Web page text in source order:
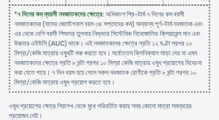
*৭ দিনের কম ব্যয়সী নবজাতকদের ক্ষেত্রে: অধিকাংশ প্রি-টার্ম ৭ দিনের কম বয়সী
নবজাতকদের (যাদের জেস্টেশনাল বয়স ৩৪ সপ্তাহের কম) অন্যান্য পূর্ণ-টার্ম নবজাতক এবং
এর থেকে বেশি বয়সী শিশুদের তুলনায় নিম্নতর সিস্টেমিক নিনেজোলিড ক্লিয়ারেন্স মান এবং
উচ্চতর এইউসি (AUC) থাকে। এই নবজাতকদের ক্ষেত্রে প্রতি ১২ ঘণ্টা পরপর ১০
মিগ্রা/কেজি মাত্রায় ওষুধটি শুরু করতে হবে। সর্বোত্তম ক্লিনিক্যাল সাড়া দেয় না এমন
নবজাতকদের ক্ষেত্রে প্রতি ৮ ঘন্টা পরপর ১০ মিগ্রা কেজি মাত্রায় ওষুধ প্রয়োগের বিবেচনা
করা যেতে পারে। ৭ দিন বয়স হয়ে গেলে সকল নবজাতক রোগীকে প্রতি ৮ ঘন্টা পরপর ১০
মিগ্রা/কেজি মাত্রায় ওষুধ প্রয়োগ করতে হবে।
ওষুধ প্রয়োগের ক্ষেত্র শিরাগখ থেকে মুখে পরিবর্তিত করার সময় কোনো মাত্রা সমন্বয়ের
প্রয়োজন নেই।